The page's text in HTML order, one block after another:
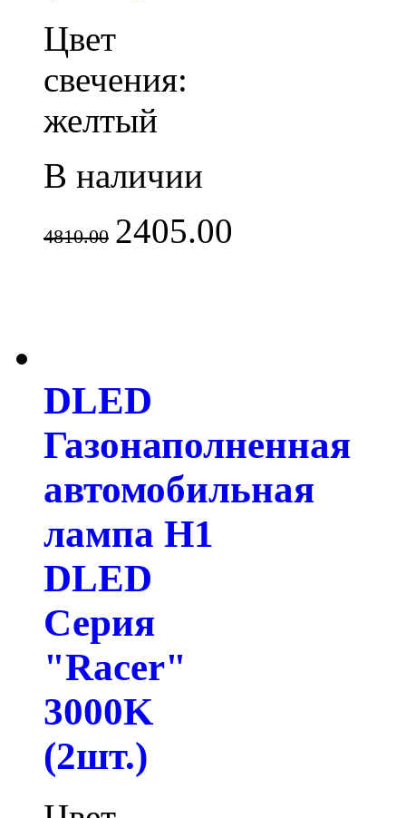
Цвет
свечения:
желтый
В наличии
4810.00 2405.00
DLED
Газонаполненная
автомобильная
лампа H1
DLED
Серия
"Racer"
3000K
(2шт.)